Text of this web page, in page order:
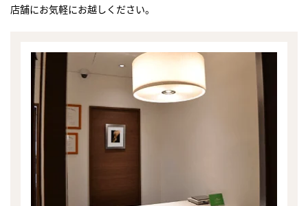
店舗にお気軽にお越しください。